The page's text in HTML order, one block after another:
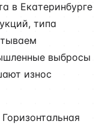
в Екатеринбурге
типа
выбросы
износ